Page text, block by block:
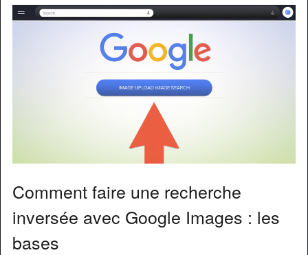
Comment faire une recherche
inversée avec Google Images : les
bases